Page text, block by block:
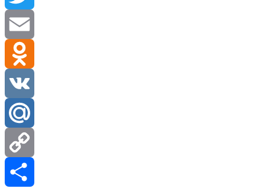
Twitter
Email
Odnoklassniki
VK
Mail.Ru
Copy